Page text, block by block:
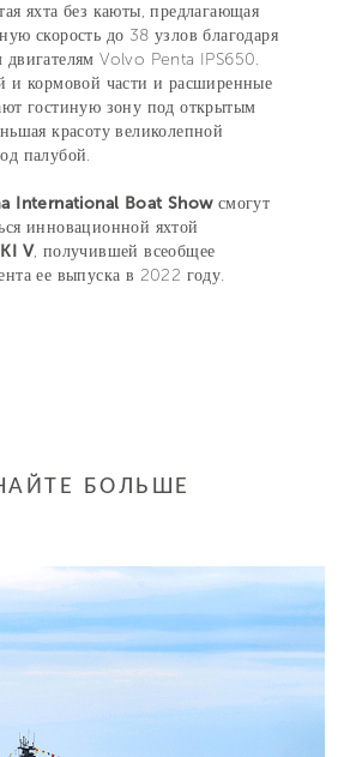
яхта без каюты, предлагающая
скорость до 38 узлов благодаря
Volvo Penta IPS650.
и кормовой части и расширенные
гостиную зону под открытым
красоту великолепной
палубой.
International Boat Showсмогут
инновационной яхтой
V, получившей всеобщее
ее выпуска в 2022 году.
БОЛЬШЕ